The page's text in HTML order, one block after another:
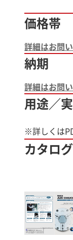
価格帯
詳細はお問
納期
詳細はお問
用途／
※詳しくは
カタログ